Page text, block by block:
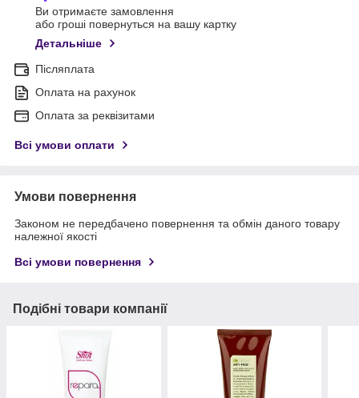
Ви отримаєте замовлення
або гроші повернуться на вашу картку
Детальніше
Післяплата
Оплата на рахунок
Оплата за реквізитами
Всі умови оплати
Умови повернення
Законом не передбачено повернення та обмін даного товару
належної якості
Всі умови повернення
Подібні товари компанії